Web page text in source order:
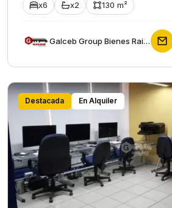
x6 x2 130 m²
Galceb Group Bienes Raices
Destacada En Alquiler